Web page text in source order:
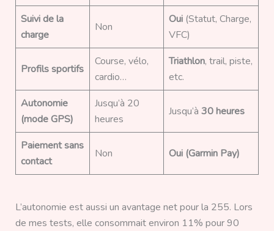
Suivi de la
charge
Non
Oui(Statut, Charge,
VFC)
Profils sportifs
Course, vélo,
cardio…
Triathlon, trail, piste,
etc.
Autonomie
(mode GPS)
Jusqu’à 20
heures
Jusqu’à 30 heures
Paiement sans
contact
Non Oui (Garmin Pay)
L’autonomie est aussi un avantage net pour la 255. Lors
de mes tests, elle consommait environ 11% pour 90